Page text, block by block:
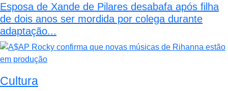
Esposa de Xande de Pilares desabafa após filha
de dois anos ser mordida por colega durante
adaptação...
Cultura